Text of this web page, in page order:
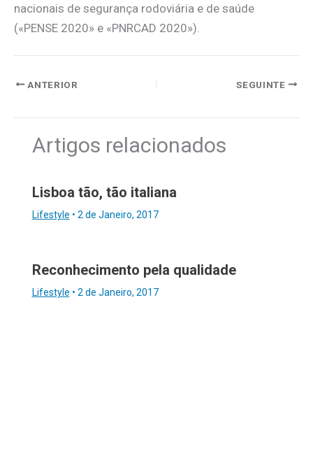
nacionais de segurança rodoviária e de saúde
(«PENSE 2020» e «PNRCAD 2020»).
ANTERIOR SEGUINTE
Artigos relacionados
Lisboa tão, tão italiana
Lifestyle • 2 de Janeiro, 2017
Reconhecimento pela qualidade
Lifestyle • 2 de Janeiro, 2017